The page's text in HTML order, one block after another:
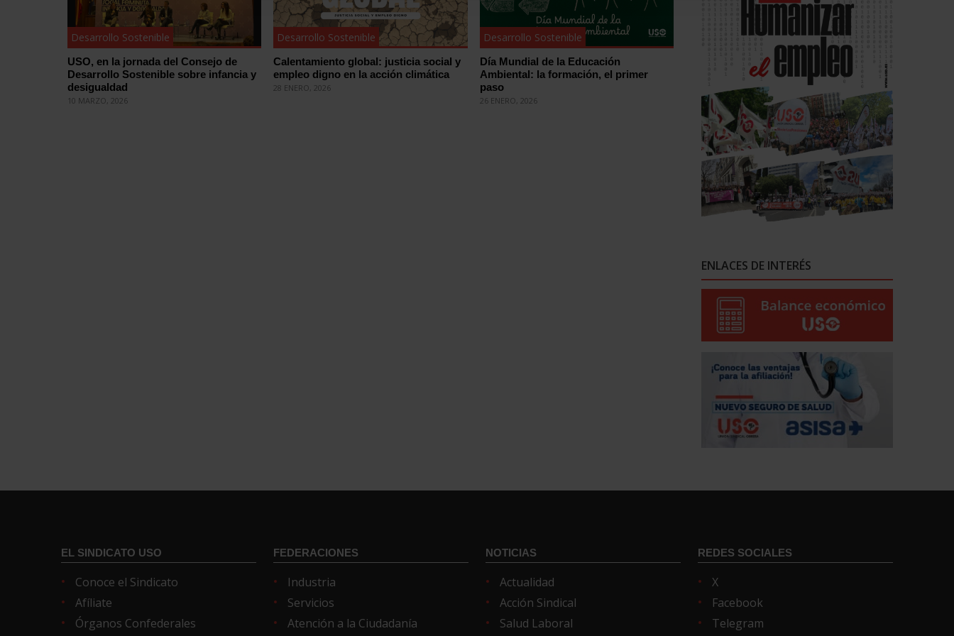
Desarrollo Sostenible
USO, en la jornada del Consejo de
Desarrollo Sostenible sobre infancia y
desigualdad
10 MARZO, 2026
Desarrollo Sostenible
Calentamiento global: justicia social y
empleo digno en la acción climática
28 ENERO, 2026
Desarrollo Sostenible
Día Mundial de la Educación
Ambiental: la formación, el primer
paso
26 ENERO, 2026
ENLACES DE INTERÉS
EL SINDICATO USO
Conoce el Sindicato
Afíliate
Órganos Confederales
FEDERACIONES
Industria
Servicios
Atención a la Ciudadanía
NOTICIAS
Actualidad
Acción Sindical
Salud Laboral
REDES SOCIALES
X
Facebook
Telegram